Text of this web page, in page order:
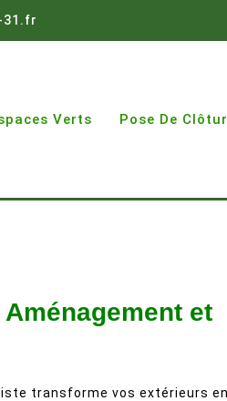
31.fr
Verts Pose De
et
transforme vos extérieurs